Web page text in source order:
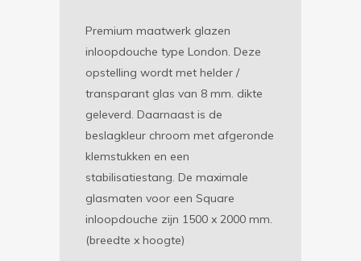
Premium maatwerk glazen
inloopdouche type London. Deze
opstelling wordt met helder /
transparant glas van 8 mm. dikte
geleverd. Daarnaast is de
beslagkleur chroom met afgeronde
klemstukken en een
stabilisatiestang. De maximale
glasmaten voor een Square
inloopdouche zijn 1500 x 2000 mm.
(breedte x hoogte)